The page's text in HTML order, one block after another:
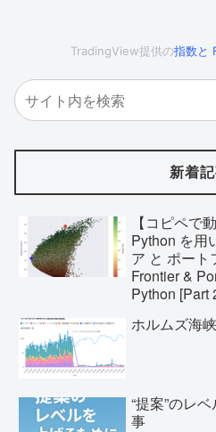
TradingView提供の指数と
新着
【コピペで
Python を用
ア と ポート
Frontier &
Python [Part
ホルムズ海
“提案”のレ
事